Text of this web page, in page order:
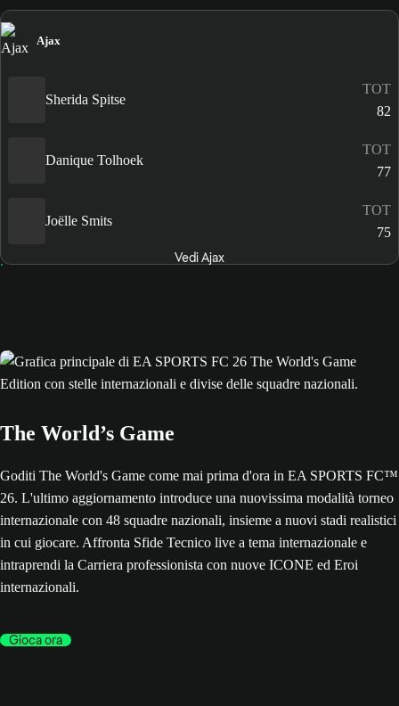
Ajax
Sherida Spitse
TOT
82
Danique Tolhoek
TOT
77
Joëlle Smits
TOT
75
Vedi Ajax
The World’s Game
Goditi The World's Game come mai prima d'ora in EA SPORTS FC™
26. L'ultimo aggiornamento introduce una nuovissima modalità torneo
internazionale con 48 squadre nazionali, insieme a nuovi stadi realistici
in cui giocare. Affronta Sfide Tecnico live a tema internazionale e
intraprendi la Carriera professionista con nuove ICONE ed Eroi
internazionali.
Gioca ora